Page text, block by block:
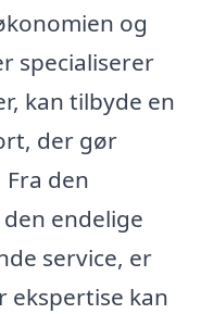
og
specialiserer
kan tilbyde en
der gør
den
endelige
service, er
ekspertise kan